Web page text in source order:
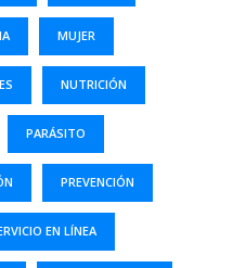
MUJER
NUTRICIÓN
PARÁSITO
PREVENCIÓN
EN LÍNEA